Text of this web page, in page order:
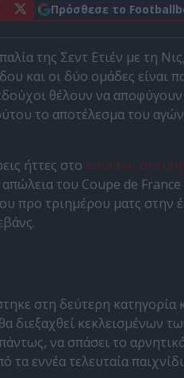
Πρόσθεσε το
της Σεντ Ετιέν με τη
και οι δύο ομάδες είναι
θέλουν να
το αποτέλεσμα του
ήττες στο κουπόνι
του Coupe de
προ τριημέρου ματς στην
στη δεύτερη κατηγορία
διεξαχθεί κεκλεισμένων
να σπάσει το
εννέα τελευταία